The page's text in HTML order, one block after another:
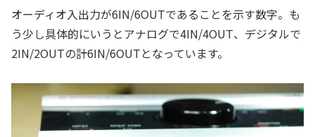
オーディオ入出力が6IN/6OUTであることを示す数字。も
う少し具体的にいうとアナログで4IN/4OUT、デジタルで
2IN/2OUTの計6IN/6OUTとなっています。